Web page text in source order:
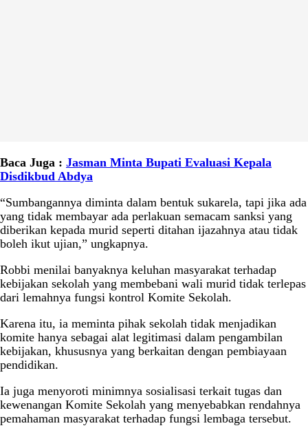
Baca Juga : Jasman Minta Bupati Evaluasi Kepala
Disdikbud Abdya
“Sumbangannya diminta dalam bentuk sukarela, tapi jika ada
yang tidak membayar ada perlakuan semacam sanksi yang
diberikan kepada murid seperti ditahan ijazahnya atau tidak
boleh ikut ujian,” ungkapnya.
Robbi menilai banyaknya keluhan masyarakat terhadap
kebijakan sekolah yang membebani wali murid tidak terlepas
dari lemahnya fungsi kontrol Komite Sekolah.
Karena itu, ia meminta pihak sekolah tidak menjadikan
komite hanya sebagai alat legitimasi dalam pengambilan
kebijakan, khususnya yang berkaitan dengan pembiayaan
pendidikan.
Ia juga menyoroti minimnya sosialisasi terkait tugas dan
kewenangan Komite Sekolah yang menyebabkan rendahnya
pemahaman masyarakat terhadap fungsi lembaga tersebut.